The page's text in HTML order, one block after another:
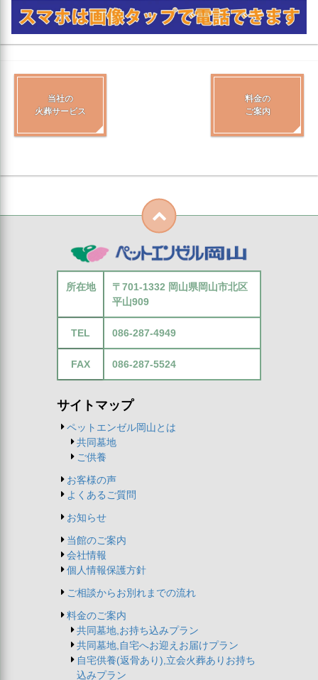
当社の
火葬サービス
料金の
ご案内
所在地
〒701-1332 岡山県岡山市北区
平山909
TEL 086-287-4949
FAX 086-287-5524
サイトマップ
ペットエンゼル岡山とは
共同墓地
ご供養
お客様の声
よくあるご質問
お知らせ
当館のご案内
会社情報
個人情報保護方針
ご相談からお別れまでの流れ
料金のご案内
共同墓地,お持ち込みプラン
共同墓地,自宅へお迎えお届けプラン
自宅供養(返骨あり),立会火葬ありお持ち
込みプラン